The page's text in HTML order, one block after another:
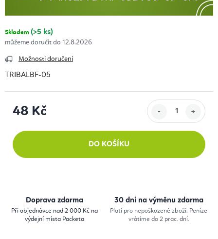
Skladem (>5 ks)
12.8.2026
Možnosti doručení
TRIBALBF-05
48 Kč
DO KOŠÍKU
Doprava zdarma
Při objednávce nad 2 000 Kč na
výdejní místa Packeta
30 dní na výměnu zdarma
Platí pro nepoškozené zboží. Peníze
vrátíme do 2 prac. dní.